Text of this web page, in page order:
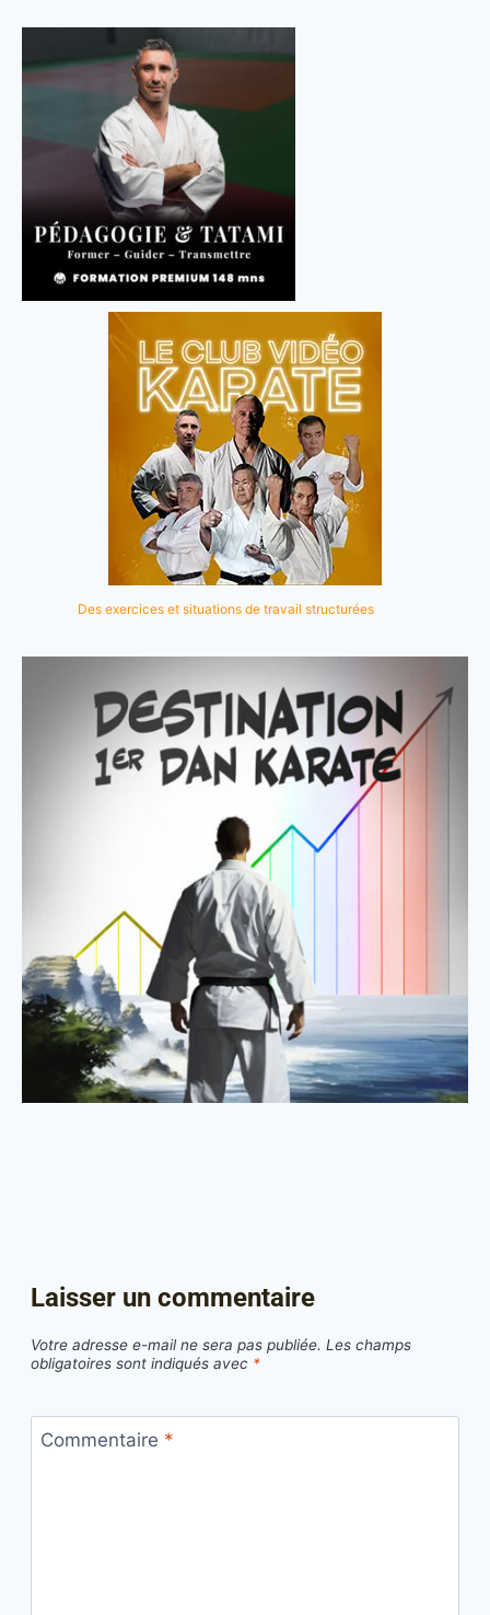
Des exercices et situations de travail structurées
Laisser un commentaire
Votre adresse e-mail ne sera pas publiée. Les champs
obligatoires sont indiqués avec *
Commentaire *